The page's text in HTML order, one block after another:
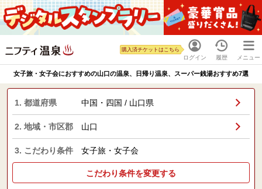
ログイン
購入済チケットはこちら
履歴 メニュー
女子旅・女子会におすすめの山口の温泉、日帰り温泉、スーパー銭湯おすすめ7選
1. 都道府県 中国・四国 / 山口県
2. 地域・市区郡 山口
3. こだわり条件 女子旅・女子会
こだわり条件を変更する